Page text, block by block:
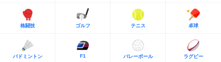
格闘技 ゴルフ テニス 卓球
バドミントン F1 バレーボール ラグビー